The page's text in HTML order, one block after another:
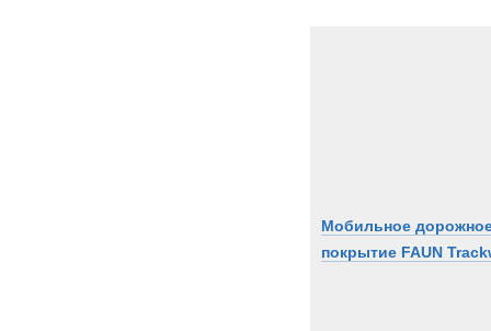
Мобильное
покрытие FAUN